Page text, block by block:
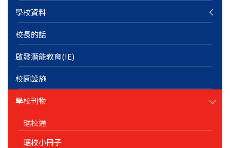
學校資料
校長的話
啟發潛能教育(IE)
校園設施
學校刊物
琚校通
琚校小冊子